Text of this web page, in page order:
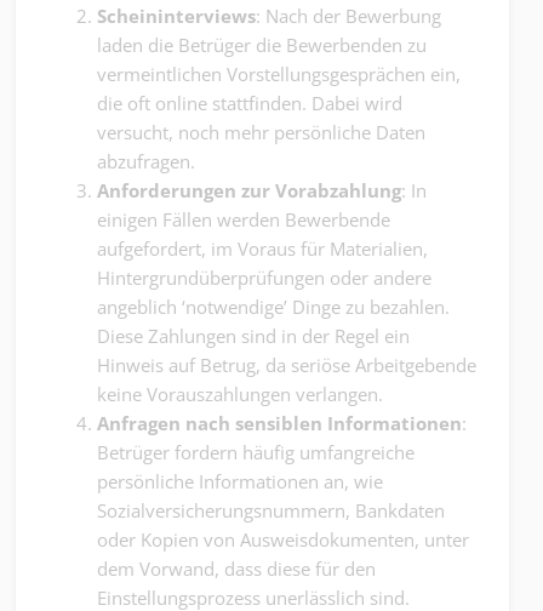
Scheininterviews: Nach der Bewerbung
laden die Betrüger die Bewerbenden zu
vermeintlichen Vorstellungsgesprächen ein,
die oft online stattfinden. Dabei wird
versucht, noch mehr persönliche Daten
abzufragen.
Anforderungen zur Vorabzahlung: In
einigen Fällen werden Bewerbende
aufgefordert, im Voraus für Materialien,
Hintergrundüberprüfungen oder andere
angeblich ‘notwendige’ Dinge zu bezahlen.
Diese Zahlungen sind in der Regel ein
Hinweis auf Betrug, da seriöse Arbeitgebende
keine Vorauszahlungen verlangen.
Anfragen nach sensiblen Informationen:
Betrüger fordern häufig umfangreiche
persönliche Informationen an, wie
Sozialversicherungsnummern, Bankdaten
oder Kopien von Ausweisdokumenten, unter
dem Vorwand, dass diese für den
Einstellungsprozess unerlässlich sind.